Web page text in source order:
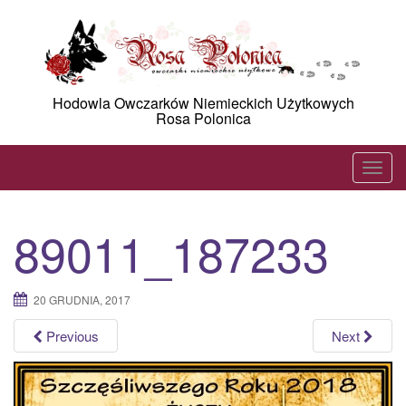
Hodowla Owczarków Niemieckich Użytkowych
Rosa Polonica
T
o
v
i
g
89011_187233
20 GRUDNIA, 2017
Previous Next